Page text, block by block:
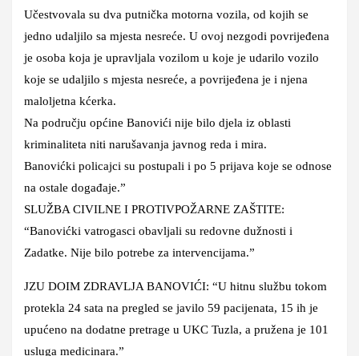
Učestvovala su dva putnička motorna vozila, od kojih se
jedno udaljilo sa mjesta nesreće. U ovoj nezgodi povrijeđena
je osoba koja je upravljala vozilom u koje je udarilo vozilo
koje se udaljilo s mjesta nesreće, a povrijeđena je i njena
maloljetna kćerka.
Na području općine Banovići nije bilo djela iz oblasti
kriminaliteta niti narušavanja javnog reda i mira.
Banovićki policajci su postupali i po 5 prijava koje se odnose
na ostale događaje.”
SLUŽBA CIVILNE I PROTIVPOŽARNE ZAŠTITE:
“Banovićki vatrogasci obavljali su redovne dužnosti i
Zadatke. Nije bilo potrebe za intervencijama.”
JZU DOIM ZDRAVLJA BANOVIĆI: “U hitnu službu tokom
protekla 24 sata na pregled se javilo 59 pacijenata, 15 ih je
upućeno na dodatne pretrage u UKC Tuzla, a pružena je 101
usluga medicinara.”